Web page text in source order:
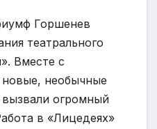
Горшенев
театрального
Вместе с
новые, необычные
огромный
в «Лицедеях»